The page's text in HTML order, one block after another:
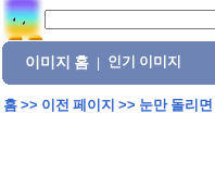
이미지 홈 인기 이미지
홈>> 이전 페이지 >> 눈만 돌리